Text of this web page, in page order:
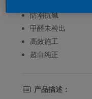
防潮抗碱
甲醛未检出
高效施工
超白纯正
产品描述：